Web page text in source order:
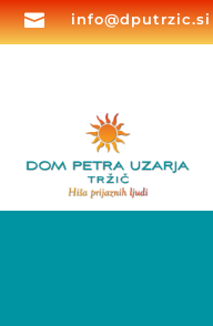
 info@dputrzic.si